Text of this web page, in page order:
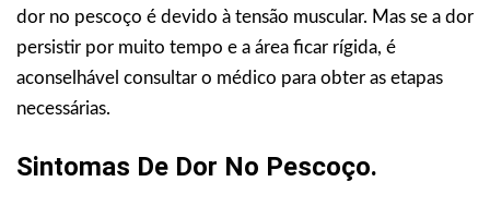
dor no pescoço é devido à tensão muscular. Mas se a dor
persistir por muito tempo e a área ficar rígida, é
aconselhável consultar o médico para obter as etapas
necessárias.
Sintomas De Dor No Pescoço.